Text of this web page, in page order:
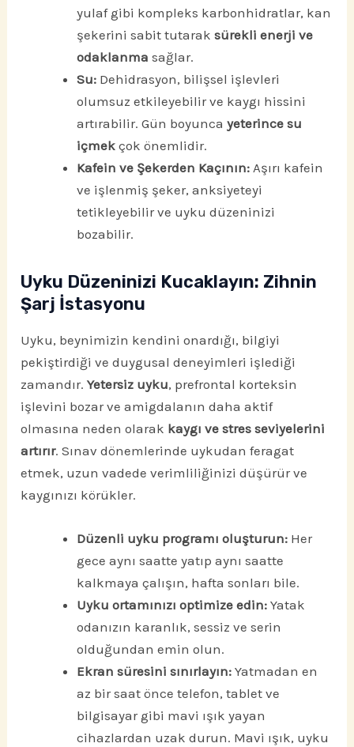
yulaf gibi kompleks karbonhidratlar, kan
şekerini sabit tutaraksürekli enerji ve
odaklanma sağlar.
Su: Dehidrasyon, bilişsel işlevleri
olumsuz etkileyebilir ve kaygı hissini
artırabilir. Gün boyuncayeterince su
içmek çok önemlidir.
Kafein ve Şekerden Kaçının: Aşırı kafein
ve işlenmiş şeker, anksiyeteyi
tetikleyebilir ve uyku düzeninizi
bozabilir.
Uyku Düzeninizi Kucaklayın: Zihnin
Şarj İstasyonu
Uyku, beynimizin kendini onardığı, bilgiyi
pekiştirdiği ve duygusal deneyimleri işlediği
zamandır.Yetersiz uyku, prefrontal korteksin
işlevini bozar ve amigdalanın daha aktif
olmasına neden olarak kaygı ve stres seviyelerini
artırır. Sınav dönemlerinde uykudan feragat
etmek, uzun vadede verimliliğinizi düşürür ve
kaygınızı körükler.
Düzenli uyku programı oluşturun: Her
gece aynı saatte yatıp aynı saatte
kalkmaya çalışın, hafta sonları bile.
Uyku ortamınızı optimize edin: Yatak
odanızın karanlık, sessiz ve serin
olduğundan emin olun.
Ekran süresini sınırlayın: Yatmadan en
az bir saat önce telefon, tablet ve
bilgisayar gibi mavi ışık yayan
cihazlardan uzak durun. Mavi ışık, uyku